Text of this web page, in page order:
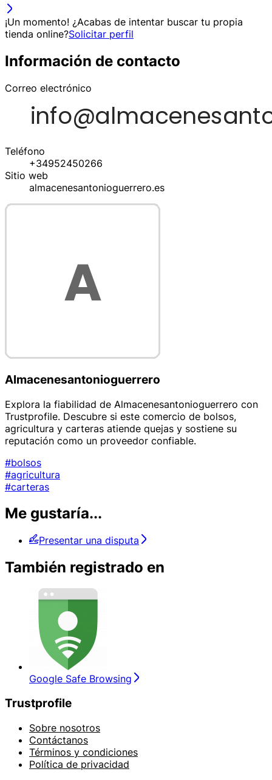
¡Un momento! ¿Acabas de intentar buscar tu propia
tienda online?Solicitar perfil
Información de contacto
Correo electrónico
Teléfono
+34952450266
Sitio web
almacenesantonioguerrero.es
Almacenesantonioguerrero
Explora la fiabilidad de Almacenesantonioguerrero con
Trustprofile. Descubre si este comercio de bolsos,
agricultura y carteras atiende quejas y sostiene su
reputación como un proveedor confiable.
#bolsos
#agricultura
#carteras
Me gustaría...
Presentar una disputa
También registrado en
Google Safe Browsing
Trustprofile
Sobre nosotros
Contáctanos
Términos y condiciones
Política de privacidad